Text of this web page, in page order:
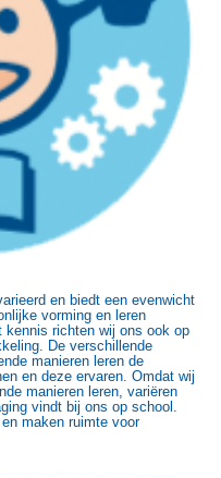
en biedt een evenwicht
vorming en leren
kennis richten wij ons ook op
De verschillende
manieren leren de
en deze ervaren. Omdat wij
manieren leren, variëren
vindt bij ons op school.
maken ruimte voor